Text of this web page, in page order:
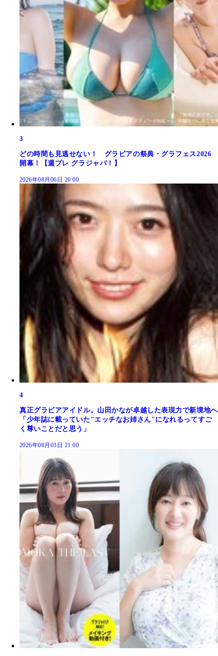
3
どの時間も見逃せない！ グラビアの祭典・グラフェス2026
開幕！【週プレ グラジャパ！】
2026年08月06日 20:00
4
真正グラビアアイドル。山田かなが卓越した表現力で新境地へ
「少年誌に載っていた"エッチなお姉さん"になれるってすご
く尊いことだと思う」
2026年08月03日 21:00